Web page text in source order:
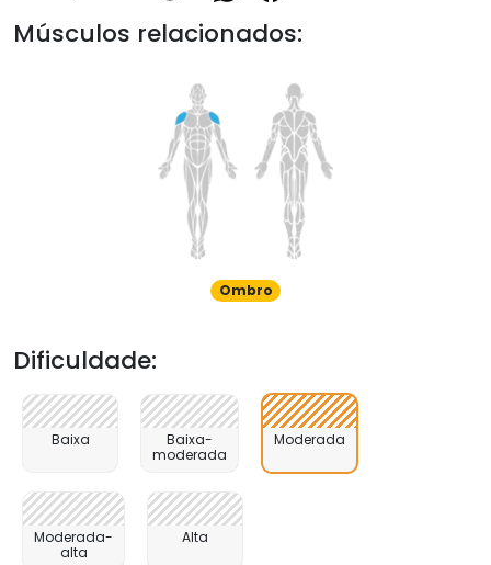
Músculos relacionados:
Ombro
Dificuldade:
Baixa
Baixa-
moderada
Moderada
Moderada-
alta
Alta